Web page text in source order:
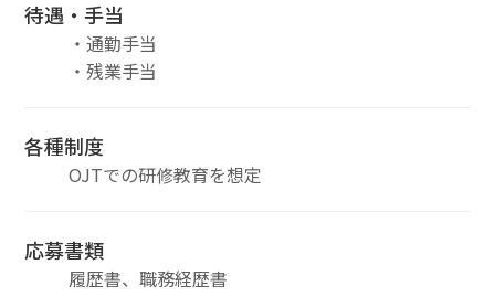
待遇・手当
・通勤手当
・残業手当
各種制度
OJTでの研修教育を想定
応募書類
履歴書、職務経歴書